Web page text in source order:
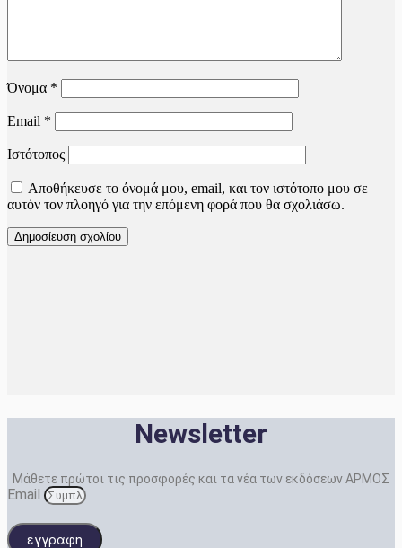
Όνομα *
Email *
Ιστότοπος
Αποθήκευσε το όνομά μου, email, και τον ιστότοπο μου σε
αυτόν τον πλοηγό για την επόμενη φορά που θα σχολιάσω.
Newsletter
Μάθετε πρώτοι τις προσφορές και τα νέα των εκδόσεων ΑΡΜΟΣ
Email
εγγραφη